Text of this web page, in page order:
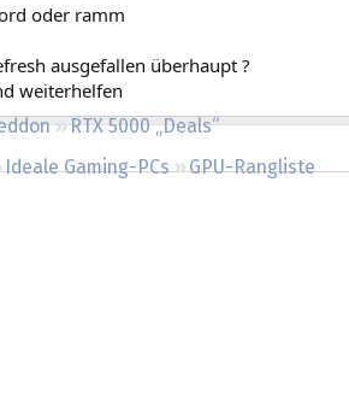
RTX 5000 „Deals“
Ideale Gaming-PCs
GPU-Rangliste
oder ramm
ausgefallen überhaupt ?
weiterhelfen